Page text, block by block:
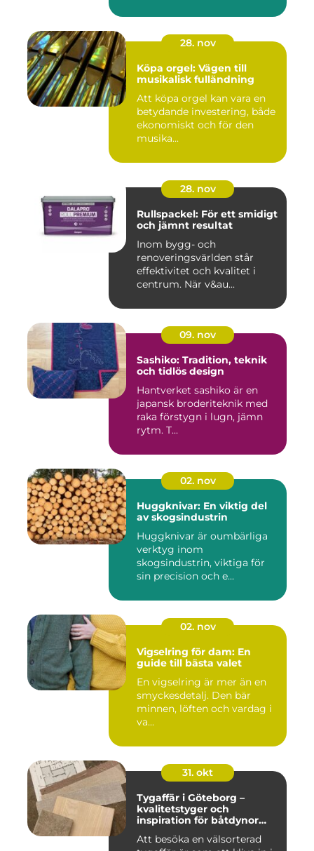
28. nov
Köpa orgel: Vägen till
musikalisk fulländning
Att köpa orgel kan vara en
betydande investering, både
ekonomiskt och för den
musika...
28. nov
Rullspackel: För ett smidigt
och jämnt resultat
Inom bygg- och
renoveringsvärlden står
effektivitet och kvalitet i
centrum. När v&au...
09. nov
Sashiko: Tradition, teknik
och tidlös design
Hantverket sashiko är en
japansk broderiteknik med
raka förstygn i lugn, jämn
rytm. T...
02. nov
Huggknivar: En viktig del
av skogsindustrin
Huggknivar är oumbärliga
verktyg inom
skogsindustrin, viktiga för
sin precision och e...
02. nov
Vigselring för dam: En
guide till bästa valet
En vigselring är mer än en
smyckesdetalj. Den bär
minnen, löften och vardag i
va...
31. okt
Tygaffär i Göteborg –
kvalitetstyger och
inspiration för båtdynor
Att besöka en välsorterad